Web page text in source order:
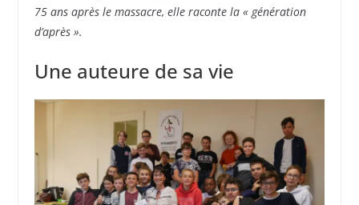
75 ans après le massacre, elle raconte la « génération
d’après ».
Une auteure de sa vie